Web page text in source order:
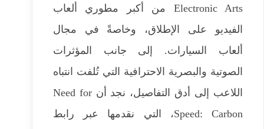
Electronic Arts من أكبر مطوري ألعاب
الفيديو على الإطلاق، وخاصةً في مجال
ألعاب السيارات. إلى جانب المؤثرات
الصوتية والبصرية الاحترافية التي تُلفت انتباه
اللاعب إلى أدق التفاصيل، نجد أن Need for
Speed: Carbon، التي نقدمها عبر رابط